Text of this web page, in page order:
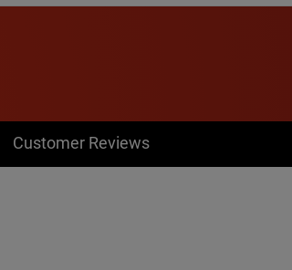
Customer Reviews